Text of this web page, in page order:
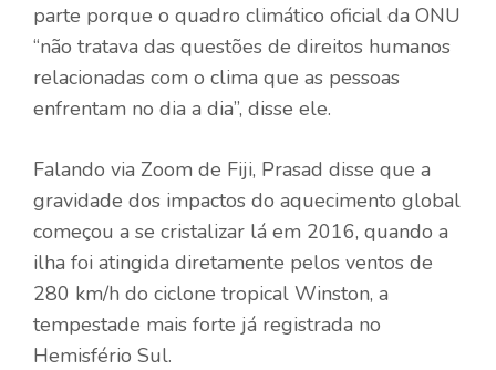
parte porque o quadro climático oficial da ONU
“não tratava das questões de direitos humanos
relacionadas com o clima que as pessoas
enfrentam no dia a dia”, disse ele.
Falando via Zoom de Fiji, Prasad disse que a
gravidade dos impactos do aquecimento global
começou a se cristalizar lá em 2016, quando a
ilha foi atingida diretamente pelos ventos de
280 km/h do ciclone tropical Winston, a
tempestade mais forte já registrada no
Hemisfério Sul.